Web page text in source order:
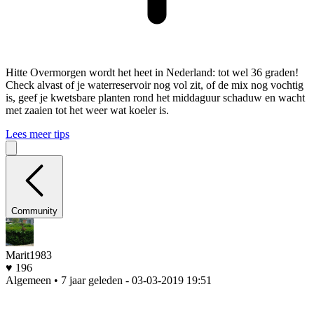
Hitte Overmorgen wordt het heet in Nederland: tot wel 36 graden!
Check alvast of je waterreservoir nog vol zit, of de mix nog vochtig
is, geef je kwetsbare planten rond het middaguur schaduw en wacht
met zaaien tot het weer wat koeler is.
Lees meer tips
Community
Marit1983
♥ 196
Algemeen • 7 jaar geleden - 03-03-2019 19:51